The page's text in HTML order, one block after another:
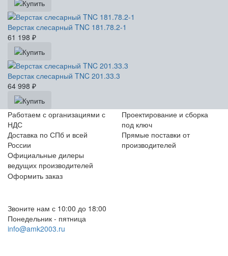
Верстак слесарный TNC 181.78.2-1
61 198 ₽
Верстак слесарный TNC 201.33.3
64 998 ₽
Работаем с организациями с
НДС
Проектирование и сборка
под ключ
Доставка по СПб и всей
России
Прямые поставки от
производителей
Официальные дилеры
ведущих производителей
Оформить заказ
Звоните нам с 10:00 до 18:00
Понедельник - пятница
info@amk2003.ru